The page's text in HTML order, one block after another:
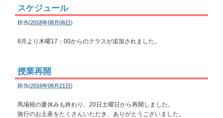
スケジュール
担当(2018年08月06日)
8月より木曜17：00からのクラスが追加されました。
授業再開
担当(2016年08月21日)
馬場校の夏休みも終わり、20日土曜日から再開しました。
旅行のお土産をたくさんいただき、ありがとうございました。